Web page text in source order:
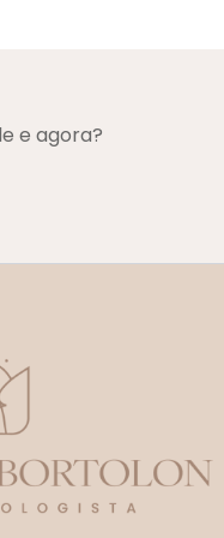
e agora?